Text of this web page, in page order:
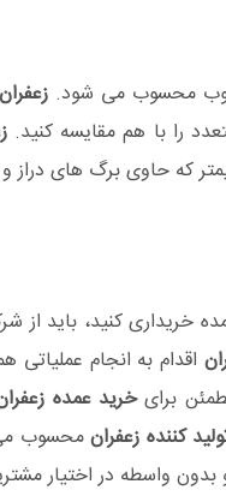
محسوب می شود.زعفران
را با هم مقایسه کنید.
خریداری کنید، باید از
اقدام به انجام
برایخرید عمده
کننده زعفرانمحسوب می
واسطه در اختیار